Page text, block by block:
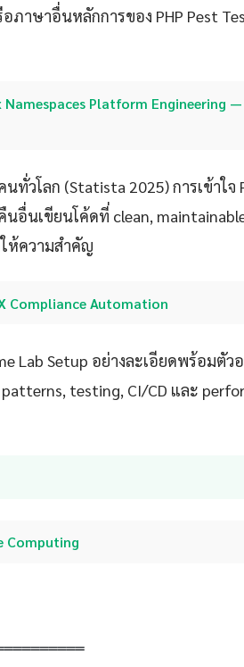
าษาอื่นหลักการของ PHP Pest
Namespaces Platform
โลก (Statista 2025) การเข้าใจ
อื่นเขียนโค้ดที่ clean,
ห้ความสำคัญ
Compliance Automation
Lab Setup อย่างละเอียดพร้อมตัว
testing, CI/CD และ
Computing